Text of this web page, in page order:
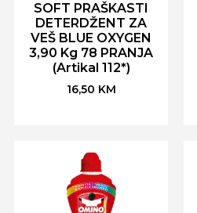
SOFT PRAŠKASTI
DETERDŽENT ZA
VEŠ BLUE OXYGEN
3,90 Kg 78 PRANJA
(Artikal 112*)
16,50 KM